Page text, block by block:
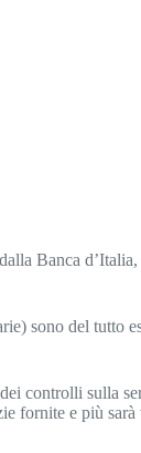
dalla Banca
sono del tutto
controlli sulla
fornite e più